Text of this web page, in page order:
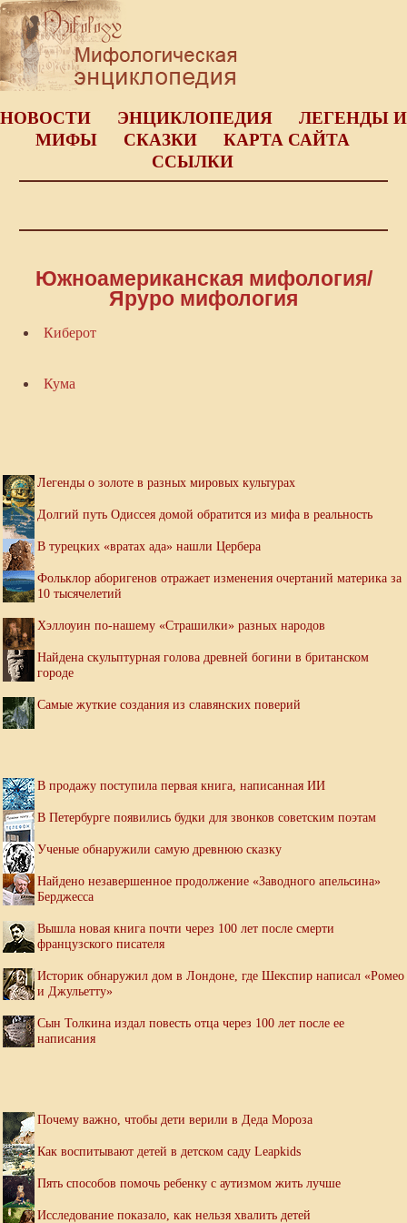
НОВОСТИ ЭНЦИКЛОПЕДИЯ
ЛЕГЕНДЫ И
МИФЫ
СКАЗКИ
КАРТА САЙТА
ССЫЛКИ
Южноамериканская мифология/
Яруро мифология
Киберот
Кума
Легенды о золоте в разных мировых культурах
Долгий путь Одиссея домой обратится из мифа в реальность
В турецких «вратах ада» нашли Цербера
Фольклор аборигенов отражает изменения очертаний материка за
10 тысячелетий
Хэллоуин по-нашему «Страшилки» разных народов
Найдена скульптурная голова древней богини в британском
городе
Самые жуткие создания из славянских поверий
В продажу поступила первая книга, написанная ИИ
В Петербурге появились будки для звонков советским поэтам
Ученые обнаружили самую древнюю сказку
Найдено незавершенное продолжение «Заводного апельсина»
Берджесса
Вышла новая книга почти через 100 лет после смерти
французского писателя
Историк обнаружил дом в Лондоне, где Шекспир написал «Ромео
и Джульетту»
Сын Толкина издал повесть отца через 100 лет после ее
написания
Почему важно, чтобы дети верили в Деда Мороза
Как воспитывают детей в детском саду Leapkids
Пять способов помочь ребенку с аутизмом жить лучше
Исследование показало, как нельзя хвалить детей